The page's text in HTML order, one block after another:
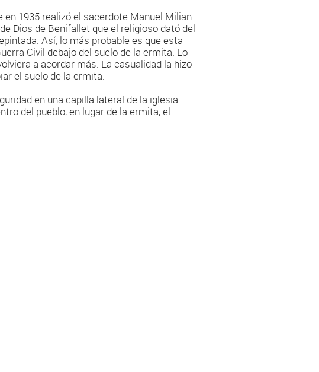
1935 realizó el sacerdote Manuel Milian
Dios de Benifallet que el religioso dató del
Así, lo más probable es que esta
Civil debajo del suelo de la ermita. Lo
a acordar más. La casualidad la hizo
el suelo de la ermita.
en una capilla lateral de la iglesia
del pueblo, en lugar de la ermita, el